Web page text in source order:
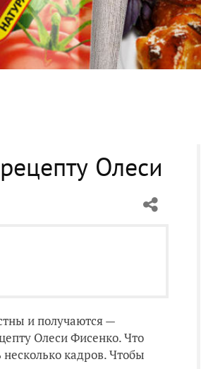
Олеси
и получаются —
Олеси Фисенко. Что
кадров. Чтобы